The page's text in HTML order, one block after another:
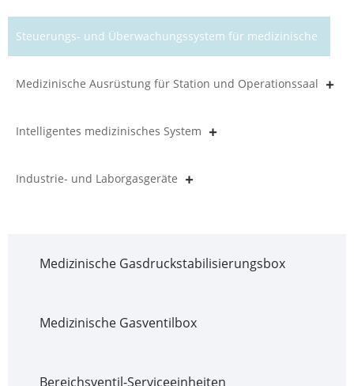
Steuerungs- und Überwachungssystem für medizinische
Gasleitungen
Medizinische Ausrüstung für Station und Operationssaal
Intelligentes medizinisches System
Industrie- und Laborgasgeräte
Medizinische Gasdruckstabilisierungsbox
Medizinische Gasventilbox
Bereichsventil-Serviceeinheiten